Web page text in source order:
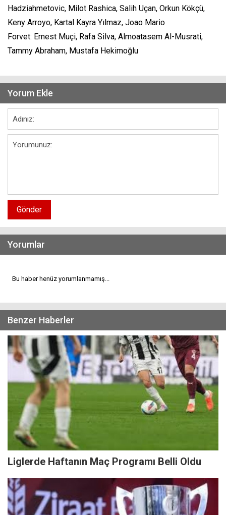
Hadziahmetovic, Milot Rashica, Salih Uçan, Orkun Kökçü,
Keny Arroyo, Kartal Kayra Yılmaz, Joao Mario
Forvet: Ernest Muçi, Rafa Silva, Almoatasem Al-Musrati,
Tammy Abraham, Mustafa Hekimoğlu
Yorum Ekle
Gönder
Yorumlar
Bu haber henüz yorumlanmamış...
Benzer Haberler
Liglerde Haftanın Maç Programı Belli Oldu